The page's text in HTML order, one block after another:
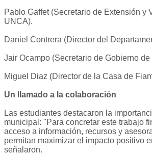
Pablo Gaffet (Secretario de Extensión y
UNCA).
Daniel Contrera (Director del
Jair Ocampo (Secretario de Gobierno
Miguel Diaz (Director de la Casa de
Un llamado a la colaboración
Las estudiantes destacaron la
municipal: "Para concretar este trabajo
acceso a información, recursos y
permitan maximizar el impacto positivo
señalaron.